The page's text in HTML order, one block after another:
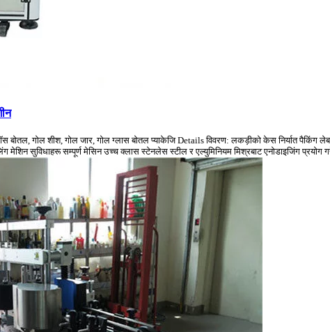
गोल शीश, गोल जार, गोल ग्लास बोतल प्याकेजि Details विवरण: लकड़ीको केस निर्यात पैकिंग
मेशिन सुविधाहरू सम्पूर्ण मेसिन उच्च क्लास स्टेनलेस स्टील र एल्युमिनियम मिश्रबाट एनोडाइजिंग प्रयोग